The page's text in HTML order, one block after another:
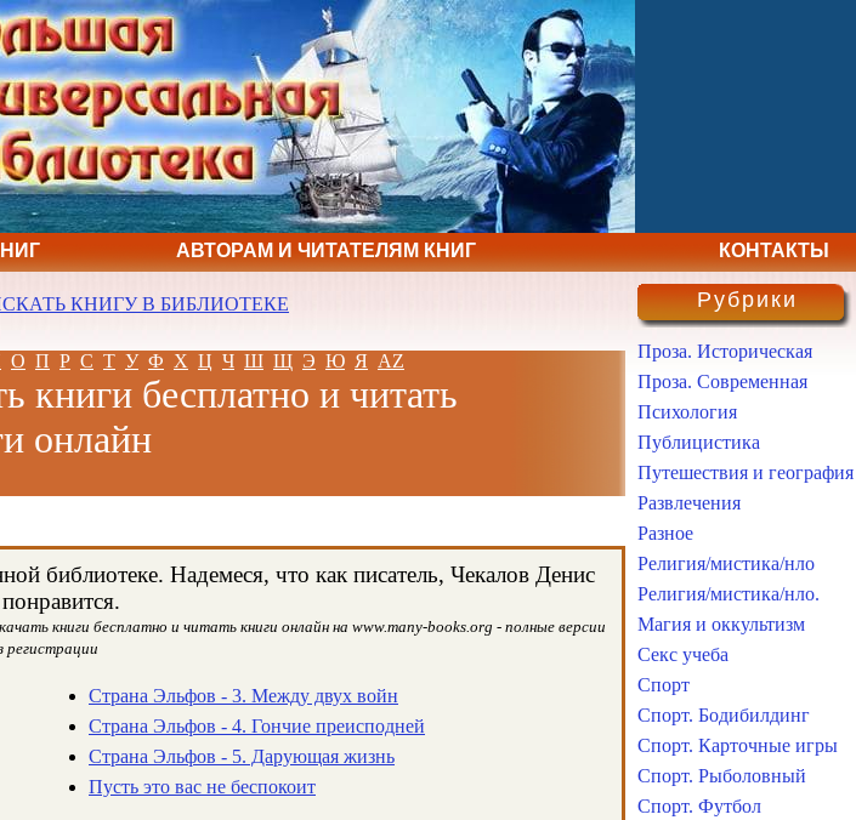
АВТОРАМ И ЧИТАТЕЛЯМ КНИГ КОНТАКТЫ
КНИГУ В БИБЛИОТЕКЕ
О П Р С Т У Ф Х Ц Ч Ш Щ Э Ю Я AZ
книги бесплатно и читать
онлайн
библиотеке. Надемеся, что как писатель, Чекалов Денис
книги бесплатно и читать книги онлайн на www.many-books.org - полные версии
регистрации
Страна Эльфов - 3. Между двух войн
Страна Эльфов - 4. Гончие преисподней
Страна Эльфов - 5. Дарующая жизнь
Пусть это вас не беспокоит
Рубрики
Проза. Историческая
Проза. Современная
Психология
Публицистика
Путешествия и география
Развлечения
Разное
Религия/мистика/нло
Религия/мистика/нло.
Магия и оккультизм
Секс учеба
Спорт
Спорт. Бодибилдинг
Спорт. Карточные игры
Спорт. Рыболовный
Спорт. Футбол